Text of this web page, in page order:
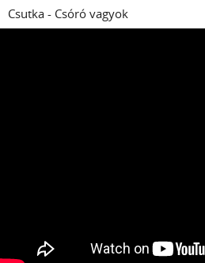
Csutka - Csóró vagyok